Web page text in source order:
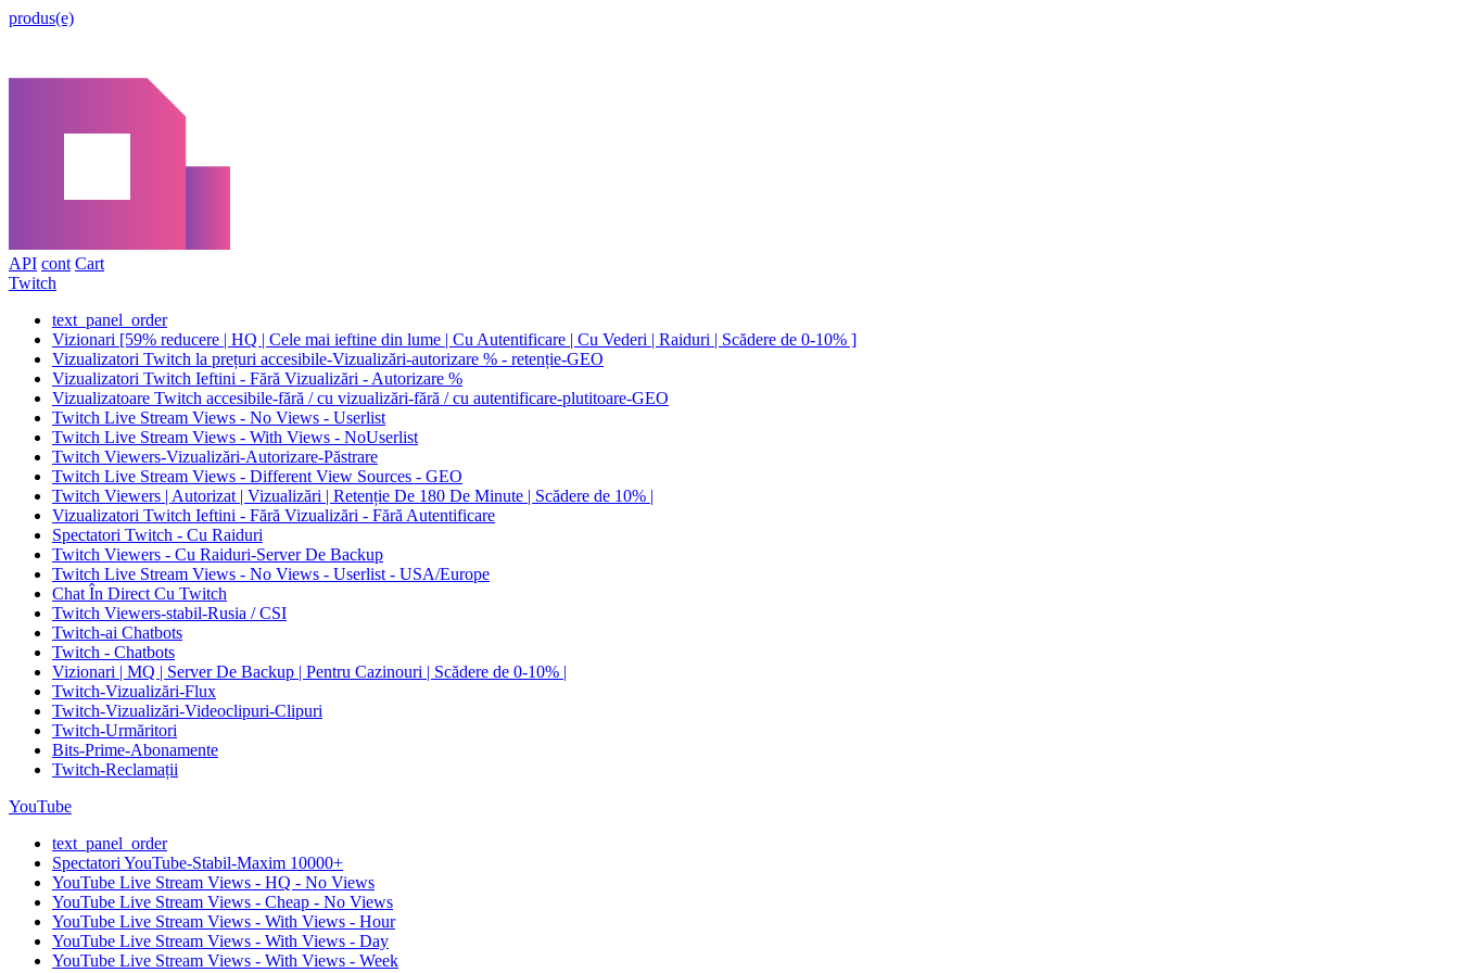
produs(e)
API cont Cart
Twitch
text_panel_order
Vizionari [59% reducere | HQ | Cele mai ieftine din lume | Cu Autentificare | Cu Vederi | Raiduri | Scădere de 0-10% ]
Vizualizatori Twitch la prețuri accesibile-Vizualizări-autorizare % - retenție-GEO
Vizualizatori Twitch Ieftini - Fără Vizualizări - Autorizare %
Vizualizatoare Twitch accesibile-fără / cu vizualizări-fără / cu autentificare-plutitoare-GEO
Twitch Live Stream Views - No Views - Userlist
Twitch Live Stream Views - With Views - NoUserlist
Twitch Viewers-Vizualizări-Autorizare-Păstrare
Twitch Live Stream Views - Different View Sources - GEO
Twitch Viewers | Autorizat | Vizualizări | Retenție De 180 De Minute | Scădere de 10% |
Vizualizatori Twitch Ieftini - Fără Vizualizări - Fără Autentificare
Spectatori Twitch - Cu Raiduri
Twitch Viewers - Cu Raiduri-Server De Backup
Twitch Live Stream Views - No Views - Userlist - USA/Europe
Chat În Direct Cu Twitch
Twitch Viewers-stabil-Rusia / CSI
Twitch-ai Chatbots
Twitch - Chatbots
Vizionari | MQ | Server De Backup | Pentru Cazinouri | Scădere de 0-10% |
Twitch-Vizualizări-Flux
Twitch-Vizualizări-Videoclipuri-Clipuri
Twitch-Urmăritori
Bits-Prime-Abonamente
Twitch-Reclamații
YouTube
text_panel_order
Spectatori YouTube-Stabil-Maxim 10000+
YouTube Live Stream Views - HQ - No Views
YouTube Live Stream Views - Cheap - No Views
YouTube Live Stream Views - With Views - Hour
YouTube Live Stream Views - With Views - Day
YouTube Live Stream Views - With Views - Week